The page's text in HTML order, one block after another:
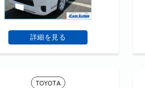
詳細を見る
TOYOTA